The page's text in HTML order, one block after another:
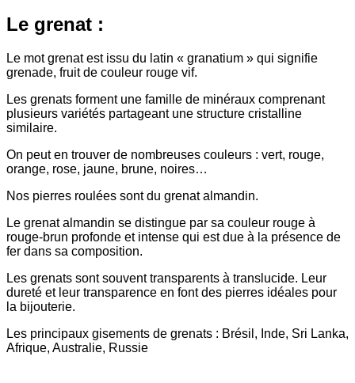
Le grenat :
Le mot grenat est issu du latin « granatium » qui signifie
grenade, fruit de couleur rouge vif.
Les grenats forment une famille de minéraux comprenant
plusieurs variétés partageant une structure cristalline
similaire.
On peut en trouver de nombreuses couleurs : vert, rouge,
orange, rose, jaune, brune, noires…
Nos pierres roulées sont du grenat almandin.
Le grenat almandin se distingue par sa couleur rouge à
rouge-brun profonde et intense qui est due à la présence de
fer dans sa composition.
Les grenats sont souvent transparents à translucide. Leur
dureté et leur transparence en font des pierres idéales pour
la bijouterie.
Les principaux gisements de grenats : Brésil, Inde, Sri Lanka,
Afrique, Australie, Russie